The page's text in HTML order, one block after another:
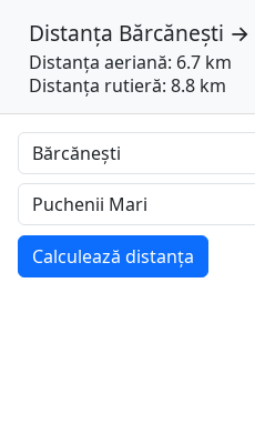
Distanța Bărcănești →
Distanța aeriană: 6.7 km
Distanța rutieră: 8.8 km
Calculează distanța